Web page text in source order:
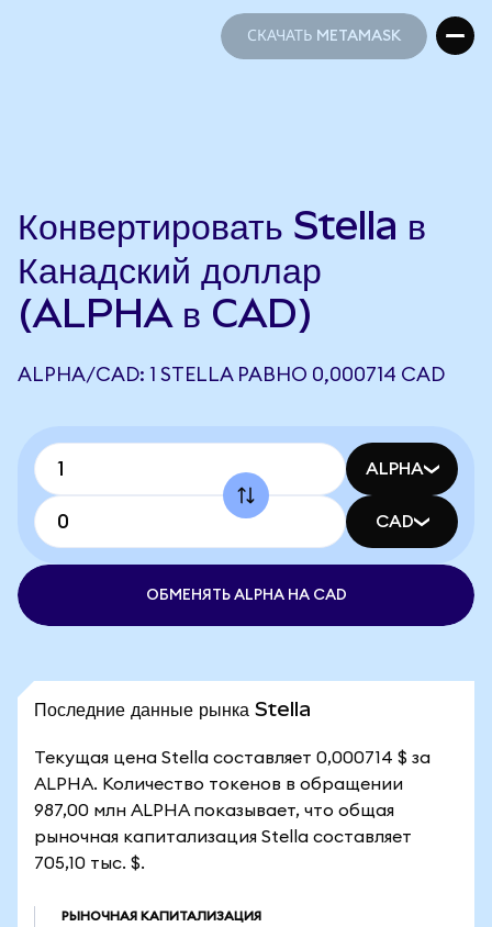
СКАЧАТЬ METAMASK
Конвертировать Stella в
Канадский доллар
(ALPHA в CAD)
ALPHA/CAD: 1 STELLA РАВНО 0,000714 CAD
ALPHA
CAD
ОБМЕНЯТЬ ALPHA НА CAD
Последние данные рынка Stella
Текущая цена Stella составляет 0,000714 $ за
ALPHA. Количество токенов в обращении
987,00 млн ALPHA показывает, что общая
рыночная капитализация Stella составляет
705,10 тыс. $.
РЫНОЧНАЯ КАПИТАЛИЗАЦИЯ